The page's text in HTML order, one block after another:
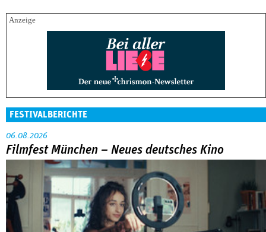
FESTIVALBERICHTE
06.08.2026
Filmfest München – Neues deutsches Kino